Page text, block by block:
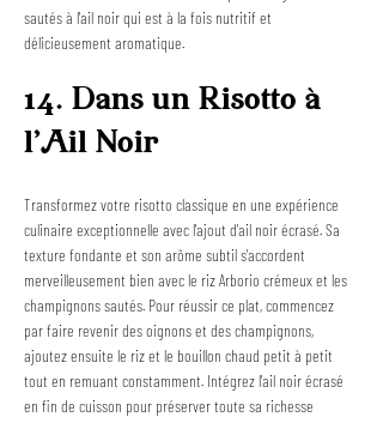
sautés à l'ail noir qui est à la fois nutritif et
délicieusement aromatique.
14. Dans un Risotto à
l'Ail Noir
Transformez votre risotto classique en une expérience
culinaire exceptionnelle avec l'ajout d'ail noir écrasé. Sa
texture fondante et son arôme subtil s'accordent
merveilleusement bien avec le riz Arborio crémeux et les
champignons sautés. Pour réussir ce plat, commencez
par faire revenir des oignons et des champignons,
ajoutez ensuite le riz et le bouillon chaud petit à petit
tout en remuant constamment. Intégrez l'ail noir écrasé
en fin de cuisson pour préserver toute sa richesse